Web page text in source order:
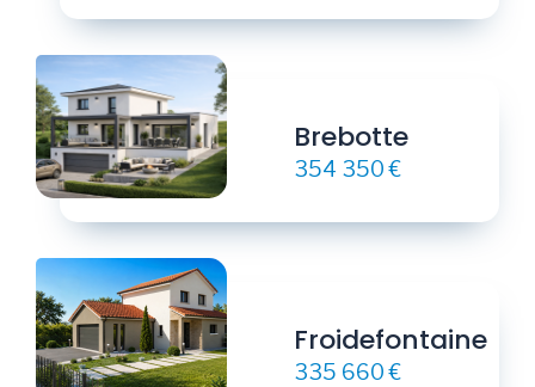
Brebotte
354 350 €
Froidefontaine
335 660 €